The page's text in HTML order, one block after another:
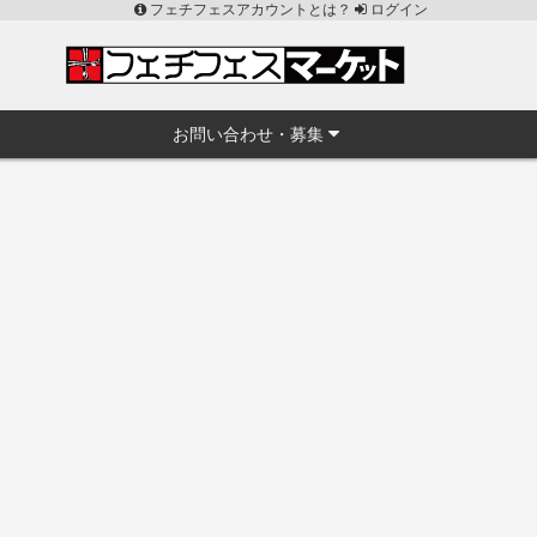
フェチフェスアカウントとは？ ログイン
お問い合わせ・募集